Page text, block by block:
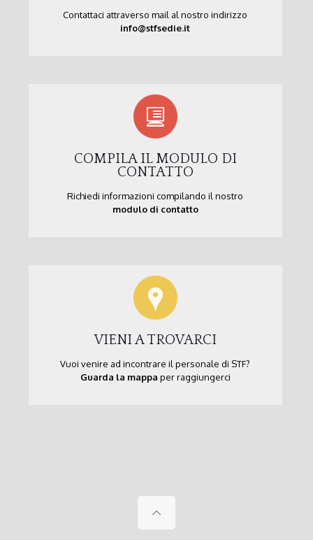
Contattaci attraverso mail al nostro indirizzo
info@stfsedie.it
COMPILA IL MODULO DI
CONTATTO
Richiedi informazioni compilando il nostro
modulo di contatto
VIENI A TROVARCI
Vuoi venire ad incontrare il personale di STF?
Guarda la mappa per raggiungerci